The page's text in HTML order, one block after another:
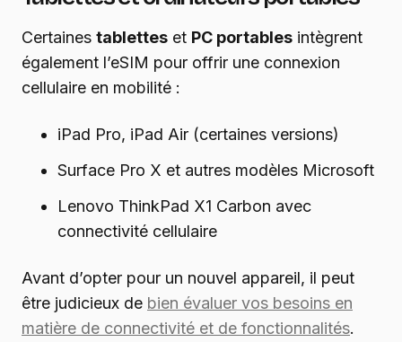
Certaines tablettes et PC portables intègrent
également l’eSIM pour offrir une connexion
cellulaire en mobilité :
iPad Pro, iPad Air (certaines versions)
Surface Pro X et autres modèles Microsoft
Lenovo ThinkPad X1 Carbon avec
connectivité cellulaire
Avant d’opter pour un nouvel appareil, il peut
être judicieux de bien évaluer vos besoins en
matière de connectivité et de fonctionnalités.